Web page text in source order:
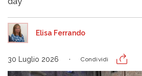
Elisa Ferrando
30 Luglio 2026 Condividi